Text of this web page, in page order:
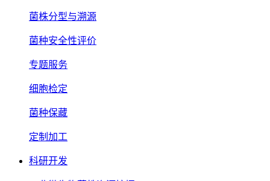
菌株分型与溯源
菌种安全性评价
专题服务
细胞检定
菌种保藏
定制加工
科研开发